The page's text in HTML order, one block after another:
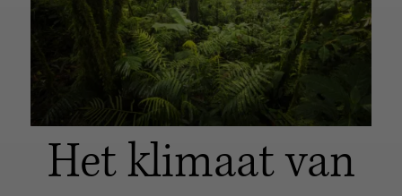
Het klimaat van